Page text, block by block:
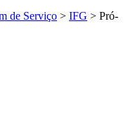
de Serviço > IFG > Pró-